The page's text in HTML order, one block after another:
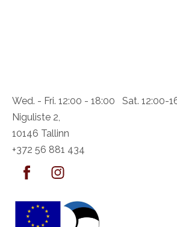
Wed. - Fri. 12:00 - 18:00 Sat. 12:00-
Niguliste 2,
10146 Tallinn
+372 56 881 434